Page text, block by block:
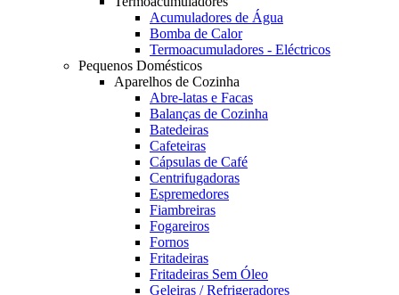
Acumuladores de Água
Bomba de Calor
Termoacumuladores - Eléctricos
Pequenos Domésticos
Aparelhos de Cozinha
Abre-latas e Facas
Balanças de Cozinha
Batedeiras
Cafeteiras
Cápsulas de Café
Centrifugadoras
Espremedores
Fiambreiras
Fogareiros
Fornos
Fritadeiras
Fritadeiras Sem Óleo
Geleiras / Refrigeradores